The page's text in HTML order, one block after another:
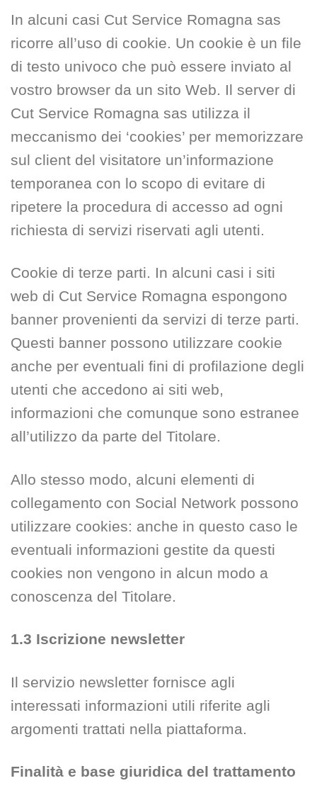
In alcuni casi Cut Service Romagna sas
ricorre all’uso di cookie. Un cookie è un file
di testo univoco che può essere inviato al
vostro browser da un sito Web. Il server di
Cut Service Romagna sas utilizza il
meccanismo dei ‘cookies’ per memorizzare
sul client del visitatore un’informazione
temporanea con lo scopo di evitare di
ripetere la procedura di accesso ad ogni
richiesta di servizi riservati agli utenti.
Cookie di terze parti. In alcuni casi i siti
web di Cut Service Romagna espongono
banner provenienti da servizi di terze parti.
Questi banner possono utilizzare cookie
anche per eventuali fini di profilazione degli
utenti che accedono ai siti web,
informazioni che comunque sono estranee
all’utilizzo da parte del Titolare.
Allo stesso modo, alcuni elementi di
collegamento con Social Network possono
utilizzare cookies: anche in questo caso le
eventuali informazioni gestite da questi
cookies non vengono in alcun modo a
conoscenza del Titolare.
1.3 Iscrizione newsletter
Il servizio newsletter fornisce agli
interessati informazioni utili riferite agli
argomenti trattati nella piattaforma.
Finalità e base giuridica del trattamento